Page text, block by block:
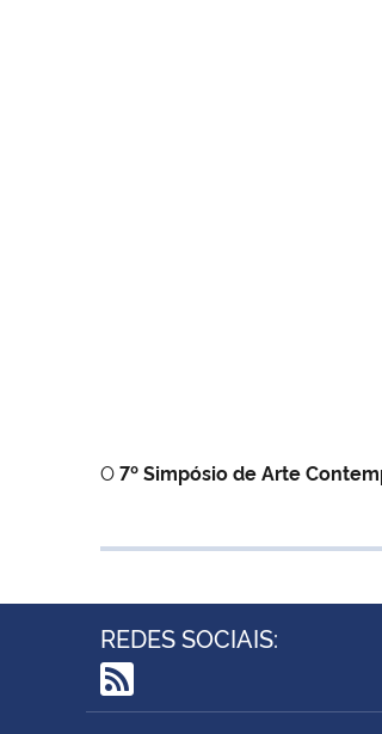
O7º Simpósio de Arte
REDES SOCIAIS:
RSS